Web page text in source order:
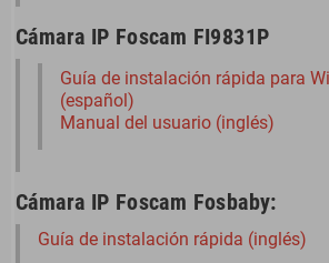
Cámara IP Foscam FI9831P
Guía de instalación rápida para
(español)
Manual del usuario (inglés)
Cámara IP Foscam Fosbaby:
Guía de instalación rápida (inglés)